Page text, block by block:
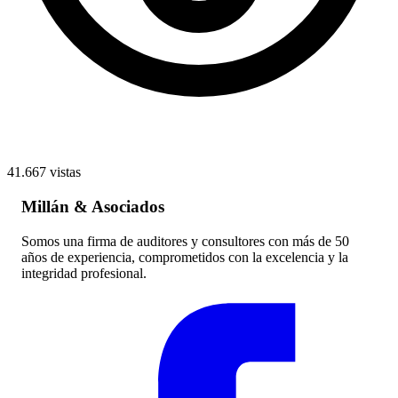
41.667 vistas
Millán & Asociados
Somos una firma de auditores y consultores con más de 50
años de experiencia, comprometidos con la excelencia y la
integridad profesional.